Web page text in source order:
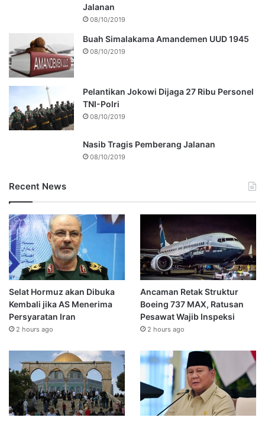
Jalanan
08/10/2019
Buah Simalakama Amandemen UUD 1945
08/10/2019
Pelantikan Jokowi Dijaga 27 Ribu Personel
TNI-Polri
08/10/2019
Nasib Tragis Pemberang Jalanan
08/10/2019
Recent News
Selat Hormuz akan Dibuka
Kembali jika AS Menerima
Persyaratan Iran
2 hours ago
Ancaman Retak Struktur
Boeing 737 MAX, Ratusan
Pesawat Wajib Inspeksi
2 hours ago